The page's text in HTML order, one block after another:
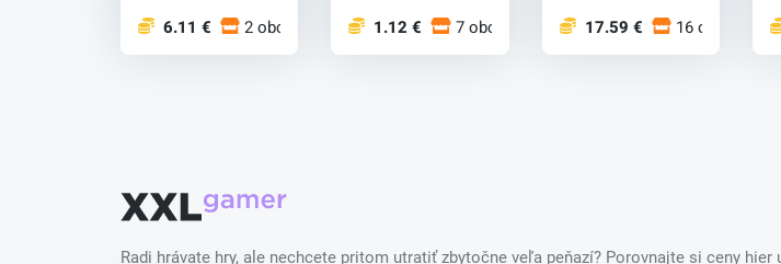
nič netušiac...
6.11 € 2 obchodoch
súťažia...
1.12 € 7 obchodoch
tomto nadčaso...
17.59 € 16 obchodoch
Radi hrávate hry, ale nechcete pritom utratiť zbytočne veľa peňazí? Porovnajte si ceny hier